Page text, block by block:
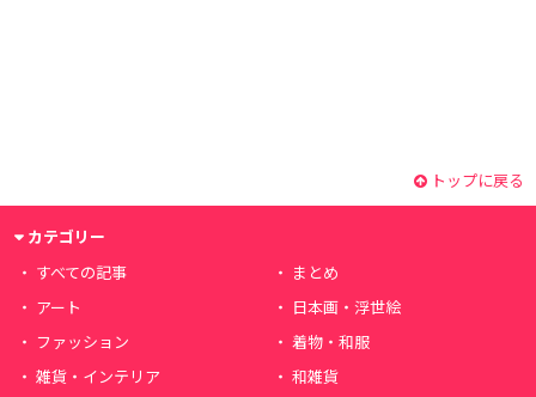
トップに戻る
カテゴリー
すべての記事
まとめ
アート
日本画・浮世絵
ファッション
着物・和服
雑貨・インテリア
和雑貨